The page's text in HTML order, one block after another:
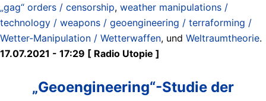
„gag“ orders / censorship, weather manipulations /
technology / weapons / geoengineering / terraforming /
Wetter-Manipulation / Wetterwaffen, und Weltraumtheorie.
17.07.2021 - 17:29 [ Radio Utopie ]
„Geoengineering“-Studie der